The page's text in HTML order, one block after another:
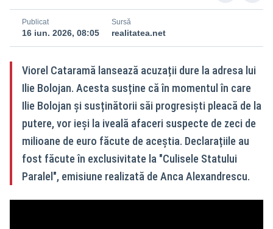
Publicat
16 iun. 2026, 08:05
Sursă
realitatea.net
Viorel Cataramă lansează acuzații dure la adresa lui
Ilie Bolojan. Acesta susține că în momentul în care
Ilie Bolojan și susținătorii săi progresiști pleacă de la
putere, vor ieși la iveală afaceri suspecte de zeci de
milioane de euro făcute de aceștia. Declarațiile au
fost făcute în exclusivitate la "Culisele Statului
Paralel", emisiune realizată de Anca Alexandrescu.